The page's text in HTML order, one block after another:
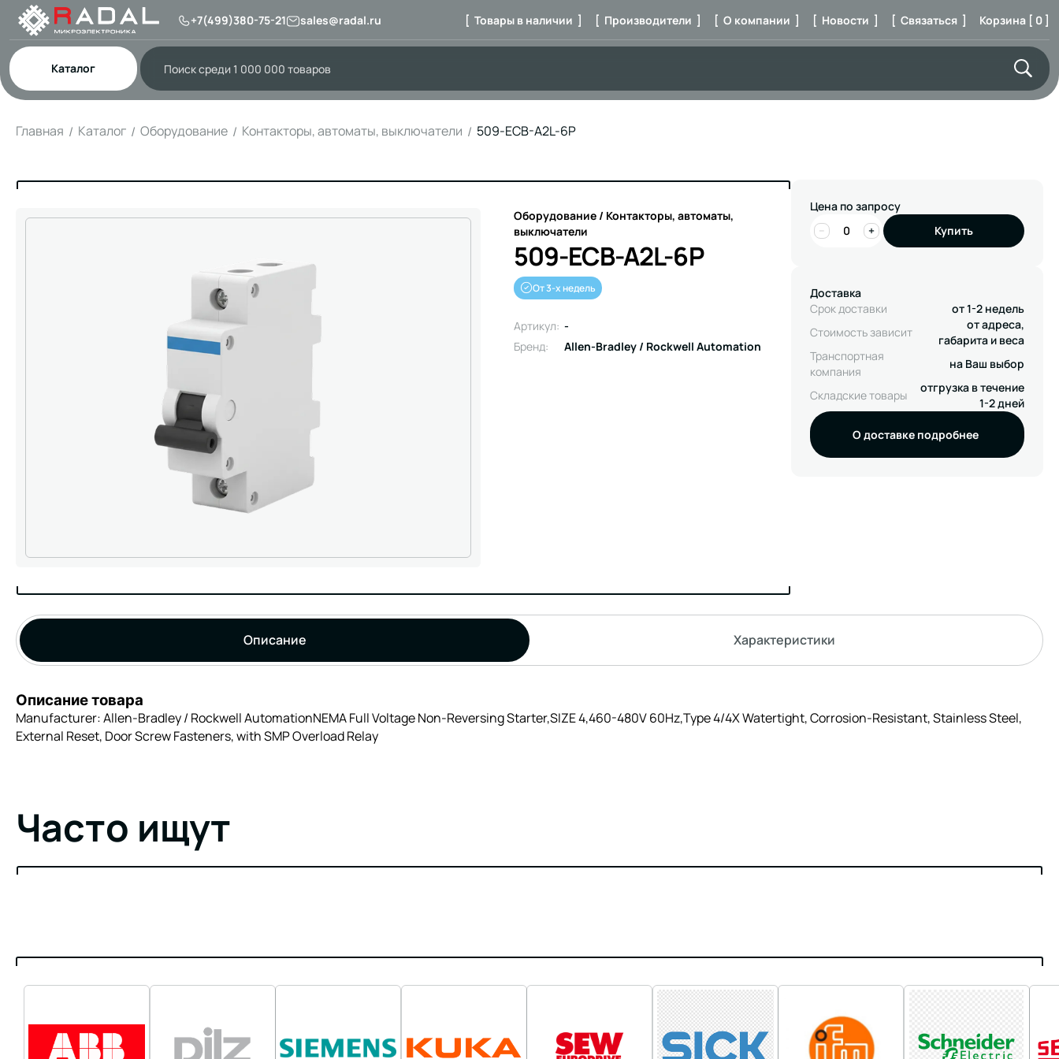
+7(499)380-75-21 sales@radal.ru [ Товары в наличии ] [ Производители ] [ О компании ] [ Новости ] [ Связаться ] Корзина [ 0 ]
Каталог
Главная Каталог Оборудование Контакторы, автоматы, выключатели 509-ECB-A2L-6P
Оборудование / Контакторы, автоматы,
выключатели
509-ECB-A2L-6P
От 3-х недель
Артикул: -
Бренд:
Allen-Bradley / Rockwell Automation
Цена по запросу
−
+ Купить
Доставка
Срок доставки
от 1-2 недель
Стоимость зависит
от адреса,
габарита и веса
Транспортная
компания
на Ваш выбор
Складские товары
отгрузка в течение
1-2 дней
О доставке подробнее
Описание Характеристики
Описание товара
Manufacturer: Allen-Bradley / Rockwell AutomationNEMA Full Voltage Non-Reversing Starter,SIZE 4,460-480V 60Hz,Type 4/4X Watertight, Corrosion-Resistant, Stainless Steel,
External Reset, Door Screw Fasteners, with SMP Overload Relay
Часто ищут